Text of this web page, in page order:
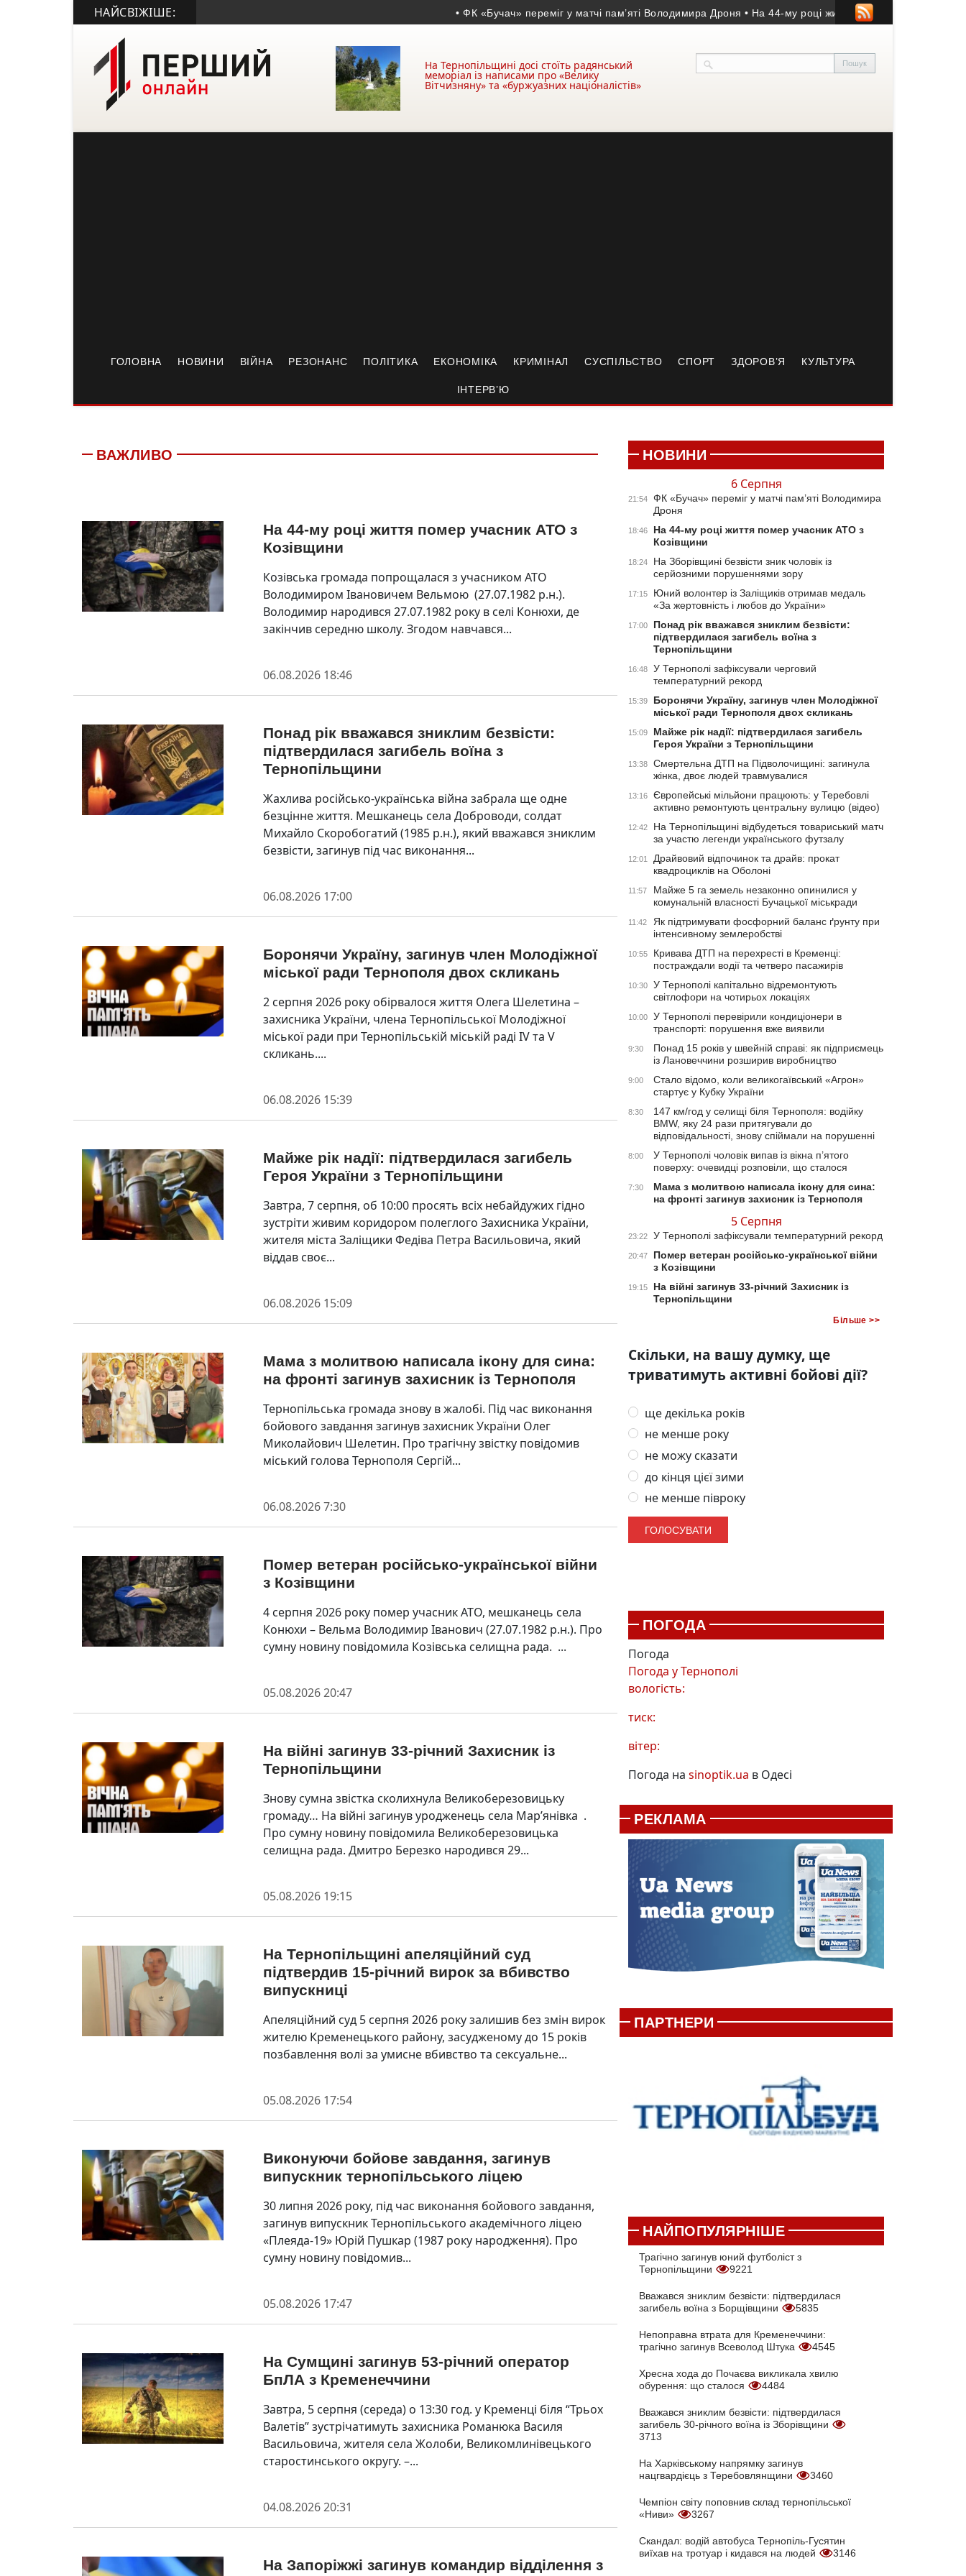
НАЙСВІЖІШЕ: • ФК «Бучач» переміг у матчі пам’яті Володимира Дроня • На 44-му році життя помер учасник АТО з
На Тернопільщині досі стоїть радянський
меморіал із написами про «Велику
Вітчизняну» та «буржуазних націоналістів»
ГОЛОВНА НОВИНИ ВІЙНА РЕЗОНАНС ПОЛІТИКА ЕКОНОМІКА КРИМІНАЛ СУСПІЛЬСТВО СПОРТ ЗДОРОВ’Я КУЛЬТУРА
ІНТЕРВ’Ю
ВАЖЛИВО
На 44-му році життя помер учасник АТО з
Козівщини
Козівська громада попрощалася з учасником АТО
Володимиром Івановичем Вельмою (27.07.1982 р.н.).
Володимир народився 27.07.1982 року в селі Конюхи, де
закінчив середню школу. Згодом навчався...
06.08.2026 18:46
Понад рік вважався зниклим безвісти:
підтвердилася загибель воїна з
Тернопільщини
Жахлива російсько-українська війна забрала ще одне
безцінне життя. Мешканець села Доброводи, солдат
Михайло Скоробогатий (1985 р.н.), який вважався зниклим
безвісти, загинув під час виконання...
06.08.2026 17:00
Боронячи Україну, загинув член Молодіжної
міської ради Тернополя двох скликань
2 серпня 2026 року обірвалося життя Олега Шелетина –
захисника України, члена Тернопільської Молодіжної
міської ради при Тернопільській міській раді IV та V
скликань....
06.08.2026 15:39
Майже рік надії: підтвердилася загибель
Героя України з Тернопільщини
Завтра, 7 серпня, об 10:00 просять всіх небайдужих гідно
зустріти живим коридором полеглого Захисника України,
жителя міста Заліщики Федіва Петра Васильовича, який
віддав своє...
06.08.2026 15:09
Мама з молитвою написала ікону для сина:
на фронті загинув захисник із Тернополя
Тернопільська громада знову в жалобі. Під час виконання
бойового завдання загинув захисник України Олег
Миколайович Шелетин. Про трагічну звістку повідомив
міський голова Тернополя Сергій...
06.08.2026 7:30
Помер ветеран російсько-української війни
з Козівщини
4 серпня 2026 року помер учасник АТО, мешканець села
Конюхи – Вельма Володимир Іванович (27.07.1982 р.н.). Про
сумну новину повідомила Козівська селищна рада. ...
05.08.2026 20:47
На війні загинув 33-річний Захисник із
Тернопільщини
Знову сумна звістка сколихнула Великоберезовицьку
громаду… На війні загинув уродженець села Мар’янівка .
Про сумну новину повідомила Великоберезовицька
селищна рада. Дмитро Березко народився 29...
05.08.2026 19:15
На Тернопільщині апеляційний суд
підтвердив 15-річний вирок за вбивство
випускниці
Апеляційний суд 5 серпня 2026 року залишив без змін вирок
жителю Кременецького району, засудженому до 15 років
позбавлення волі за умисне вбивство та сексуальне...
05.08.2026 17:54
Виконуючи бойове завдання, загинув
випускник тернопільського ліцею
30 липня 2026 року, під час виконання бойового завдання,
загинув випускник Тернопільського академічного ліцею
«Плеяда-19» Юрій Пушкар (1987 року народження). Про
сумну новину повідомив...
05.08.2026 17:47
На Сумщині загинув 53-річний оператор
БпЛА з Кременеччини
Завтра, 5 серпня (середа) о 13:30 год. у Кременці біля “Трьох
Валетів” зустрічатимуть захисника Романюка Василя
Васильовича, жителя села Жолоби, Великомлинівецького
старостинського округу. –...
04.08.2026 20:31
На Запоріжжі загинув командир відділення з
НОВИНИ
6 Серпня
21:54
ФК «Бучач» переміг у матчі пам’яті Володимира
Дроня
18:46
На 44-му році життя помер учасник АТО з
Козівщини
18:24
На Зборівщині безвісти зник чоловік із
серйозними порушеннями зору
17:15
Юний волонтер із Заліщиків отримав медаль
«За жертовність і любов до України»
17:00
Понад рік вважався зниклим безвісти:
підтвердилася загибель воїна з
Тернопільщини
16:48
У Тернополі зафіксували черговий
температурний рекорд
15:39
Боронячи Україну, загинув член Молодіжної
міської ради Тернополя двох скликань
15:09
Майже рік надії: підтвердилася загибель
Героя України з Тернопільщини
13:38
Смертельна ДТП на Підволочищині: загинула
жінка, двоє людей травмувалися
13:16
Європейські мільйони працюють: у Теребовлі
активно ремонтують центральну вулицю (відео)
12:42
На Тернопільщині відбудеться товариський матч
за участю легенди українського футзалу
12:01
Драйвовий відпочинок та драйв: прокат
квадроциклів на Оболоні
11:57
Майже 5 га земель незаконно опинилися у
комунальній власності Бучацької міськради
11:42
Як підтримувати фосфорний баланс ґрунту при
інтенсивному землеробстві
10:55
Кривава ДТП на перехресті в Кременці:
постраждали водії та четверо пасажирів
10:30
У Тернополі капітально відремонтують
світлофори на чотирьох локаціях
10:00
У Тернополі перевірили кондиціонери в
транспорті: порушення вже виявили
9:30
Понад 15 років у швейній справі: як підприємець
із Лановеччини розширив виробництво
9:00
Стало відомо, коли великогаївський «Агрон»
стартує у Кубку України
8:30
147 км/год у селищі біля Тернополя: водійку
BMW, яку 24 рази притягували до
відповідальності, знову спіймали на порушенні
8:00
У Тернополі чоловік випав із вікна п’ятого
поверху: очевидці розповіли, що сталося
7:30
Мама з молитвою написала ікону для сина:
на фронті загинув захисник із Тернополя
5 Серпня
23:22 У Тернополі зафіксували температурний рекорд
20:47
Помер ветеран російсько-української війни
з Козівщини
19:15
На війні загинув 33-річний Захисник із
Тернопільщини
Більше >>
Скільки, на вашу думку, ще
триватимуть активні бойові дії?
ще декілька років
не менше року
не можу сказати
до кінця цієї зими
не менше півроку
ПОГОДА
Погода
Погода уТернополі
вологість:
тиск:
вітер:
Погода на sinoptik.ua в Одесі
РЕКЛАМА
ПАРТНЕРИ
НАЙПОПУЛЯРНІШЕ
Трагічно загинув юний футболіст з
Тернопільщини
9221
Вважався зниклим безвісти: підтвердилася
загибель воїна з Борщівщини
5835
Непоправна втрата для Кременеччини:
трагічно загинув Всеволод Штука
4545
Хресна хода до Почаєва викликала хвилю
обурення: що сталося
4484
Вважався зниклим безвісти: підтвердилася
загибель 30-річного воїна із Зборівщини
3713
На Харківському напрямку загинув
нацгвардієць з Теребовлянщини
3460
Чемпіон світу поповнив склад тернопільської
«Ниви»
3267
Скандал: водій автобуса Тернопіль-Гусятин
виїхав на тротуар і кидався на людей
3146